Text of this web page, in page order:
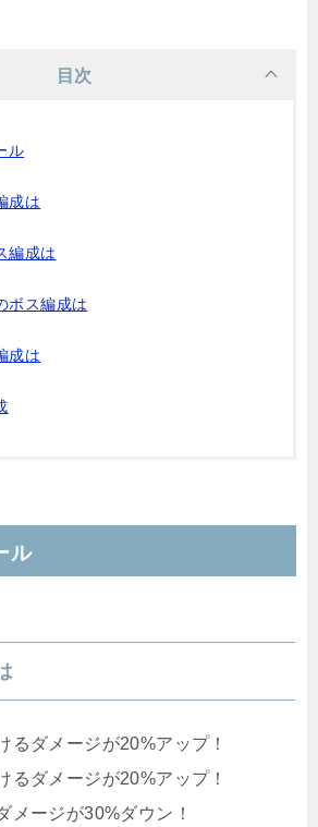
目次
ル
成は
編成は
ボス編成は
成は
ル
るダメージが20%アップ！
るダメージが20%アップ！
メージが30%ダウン！